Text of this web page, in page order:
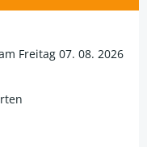
Freitag 07. 08. 2026